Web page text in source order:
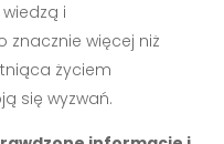
i
znacznie więcej niż
życiem
się wyzwań.